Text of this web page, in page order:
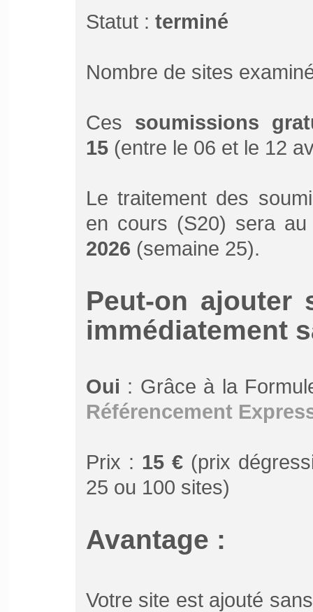
Statut : terminé
Nombre de sites
Ces soumissions
15(entre le 06 et le 12
Le traitement des
en cours (S20) sera
2026 (semaine 25).
Peut-on ajouter
immédiatement
Oui : Grâce à la
Référencement
Prix : 15 €(prix
25 ou 100 sites)
Avantage :
Votre site est ajouté